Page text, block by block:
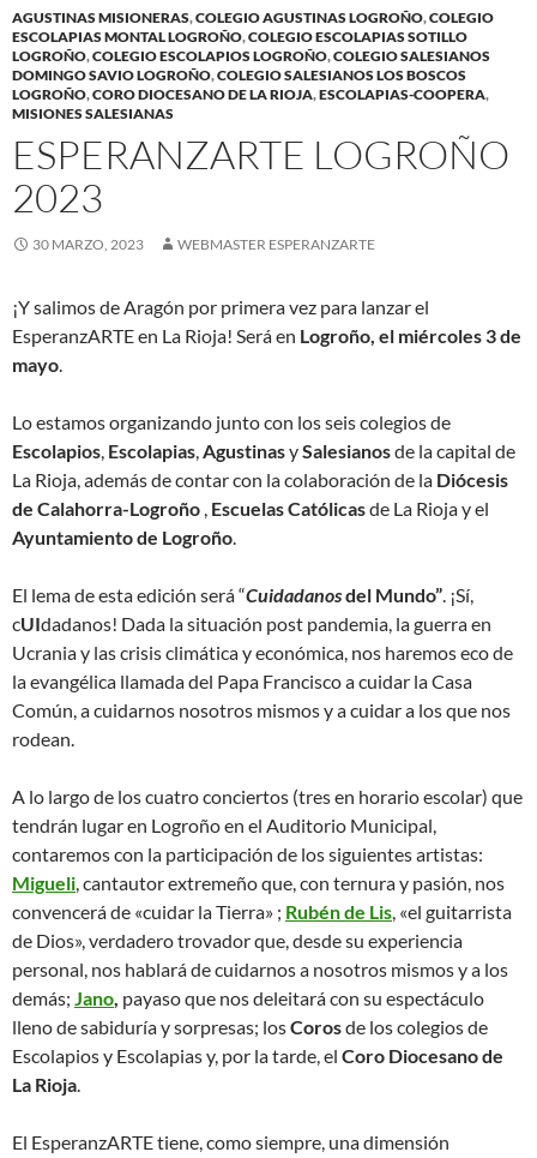
AGUSTINAS MISIONERAS,COLEGIO AGUSTINAS LOGROÑO,COLEGIO
ESCOLAPIAS MONTAL LOGROÑO,COLEGIO ESCOLAPIAS SOTILLO
LOGROÑO,COLEGIO ESCOLAPIOS LOGROÑO,COLEGIO SALESIANOS
DOMINGO SAVIO LOGROÑO,COLEGIO SALESIANOS LOS BOSCOS
LOGROÑO,CORO DIOCESANO DE LA RIOJA,ESCOLAPIAS-COOPERA,
MISIONES SALESIANAS
ESPERANZARTE LOGROÑO
2023
30 MARZO, 2023 WEBMASTER ESPERANZARTE
¡Y salimos de Aragón por primera vez para lanzar el
EsperanzARTE en La Rioja! Será en Logroño, el miércoles 3 de
mayo.
Lo estamos organizando junto con los seis colegios de
Escolapios, Escolapias,AgustinasySalesianosde la capital de
La Rioja, además de contar con la colaboración de la Diócesis
de Calahorra-Logroño , Escuelas Católicasde La Rioja y el
Ayuntamiento de Logroño.
El lema de esta edición será “Cuidadanosdel Mundo”. ¡Sí,
cUIdadanos! Dada la situación post pandemia, la guerra en
Ucrania y las crisis climática y económica, nos haremos eco de
la evangélica llamada del Papa Francisco a cuidar la Casa
Común, a cuidarnos nosotros mismos y a cuidar a los que nos
rodean.
A lo largo de los cuatro conciertos (tres en horario escolar) que
tendrán lugar en Logroño en el Auditorio Municipal,
contaremos con la participación de los siguientes artistas:
Migueli, cantautor extremeño que, con ternura y pasión, nos
convencerá de «cuidar la Tierra» ; Rubén de Lis, «el guitarrista
de Dios», verdadero trovador que, desde su experiencia
personal, nos hablará de cuidarnos a nosotros mismos y a los
demás; Jano, payaso que nos deleitará con su espectáculo
lleno de sabiduría y sorpresas; losCorosde los colegios de
Escolapios y Escolapias y, por la tarde, el Coro Diocesano de
La Rioja.
El EsperanzARTE tiene, como siempre, una dimensión